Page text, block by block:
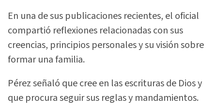
En una de sus publicaciones recientes, el oficial
compartió reflexiones relacionadas con sus
creencias, principios personales y su visión sobre
formar una familia.
Pérez señaló que cree en las escrituras de Dios y
que procura seguir sus reglas y mandamientos.